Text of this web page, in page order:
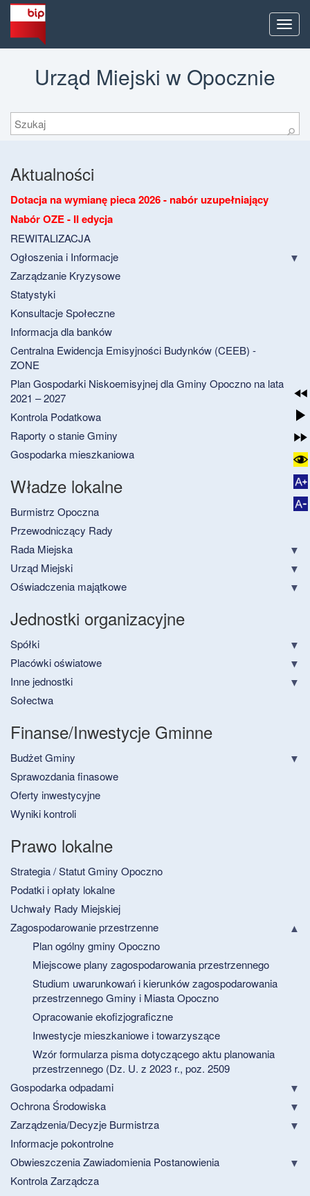
Menu
Urząd Miejski w Opocznie
Szukaj
⚲
Aktualności
Dotacja na wymianę pieca 2026 - nabór uzupełniający
Nabór OZE - II edycja
REWITALIZACJA
Ogłoszenia i Informacje
Zarządzanie Kryzysowe
Statystyki
Konsultacje Społeczne
Informacja dla banków
Centralna Ewidencja Emisyjności Budynków (CEEB) -
ZONE
Plan Gospodarki Niskoemisyjnej dla Gminy Opoczno na lata
2021 – 2027
Kontrola Podatkowa
Raporty o stanie Gminy
Gospodarka mieszkaniowa
Władze lokalne
Burmistrz Opoczna
Przewodniczący Rady
Rada Miejska
Urząd Miejski
Oświadczenia majątkowe
Jednostki organizacyjne
Spółki
Placówki oświatowe
Inne jednostki
Sołectwa
Finanse/Inwestycje Gminne
Budżet Gminy
Sprawozdania finasowe
Oferty inwestycyjne
Wyniki kontroli
Prawo lokalne
Strategia / Statut Gminy Opoczno
Podatki i opłaty lokalne
Uchwały Rady Miejskiej
Zagospodarowanie przestrzenne
Plan ogólny gminy Opoczno
Miejscowe plany zagospodarowania przestrzennego
Studium uwarunkowań i kierunków zagospodarowania
przestrzennego Gminy i Miasta Opoczno
Opracowanie ekofizjograficzne
Inwestycje mieszkaniowe i towarzyszące
Wzór formularza pisma dotyczącego aktu planowania
przestrzennego (Dz. U. z 2023 r., poz. 2509
Gospodarka odpadami
Ochrona Środowiska
Zarządzenia/Decyzje Burmistrza
Informacje pokontrolne
Obwieszczenia Zawiadomienia Postanowienia
Kontrola Zarządcza